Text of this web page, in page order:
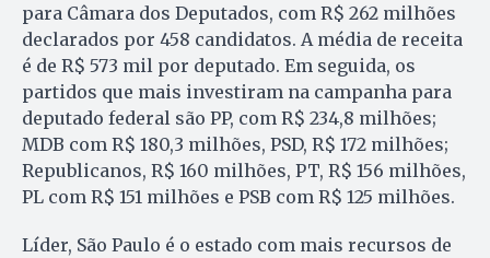
para Câmara dos Deputados, com R$ 262 milhões
declarados por 458 candidatos. A média de receita
é de R$ 573 mil por deputado. Em seguida, os
partidos que mais investiram na campanha para
deputado federal são PP, com R$ 234,8 milhões;
MDB com R$ 180,3 milhões, PSD, R$ 172 milhões;
Republicanos, R$ 160 milhões, PT, R$ 156 milhões,
PL com R$ 151 milhões e PSB com R$ 125 milhões.
Líder, São Paulo é o estado com mais recursos de